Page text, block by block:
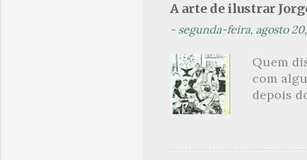
(Flip) de
Orides
avessos
A arte de ilustrar
- segunda-feira, agosto
Quem
com
depois